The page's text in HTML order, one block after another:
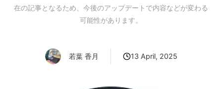
在の記事となるため、今後のアップデートで内容などが変わる
可能性があります。
若葉 香月 13 April, 2025